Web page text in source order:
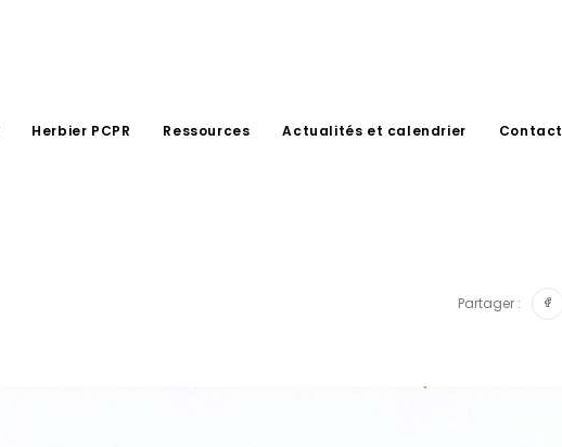
Herbier PCPR Ressources Actualités et calendrier Contact
Partager :